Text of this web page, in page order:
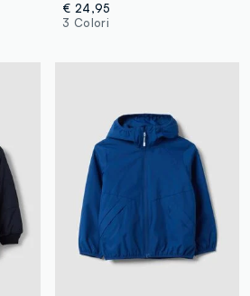
€ 24,95
3 Colori